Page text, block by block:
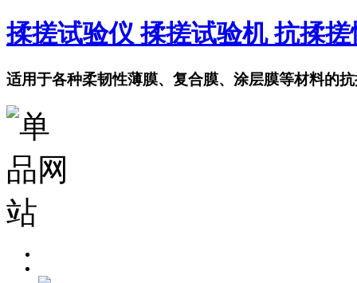
揉搓试验仪 揉搓试验机 抗揉
适用于各种柔韧性薄膜、复合膜、涂层膜等材料的